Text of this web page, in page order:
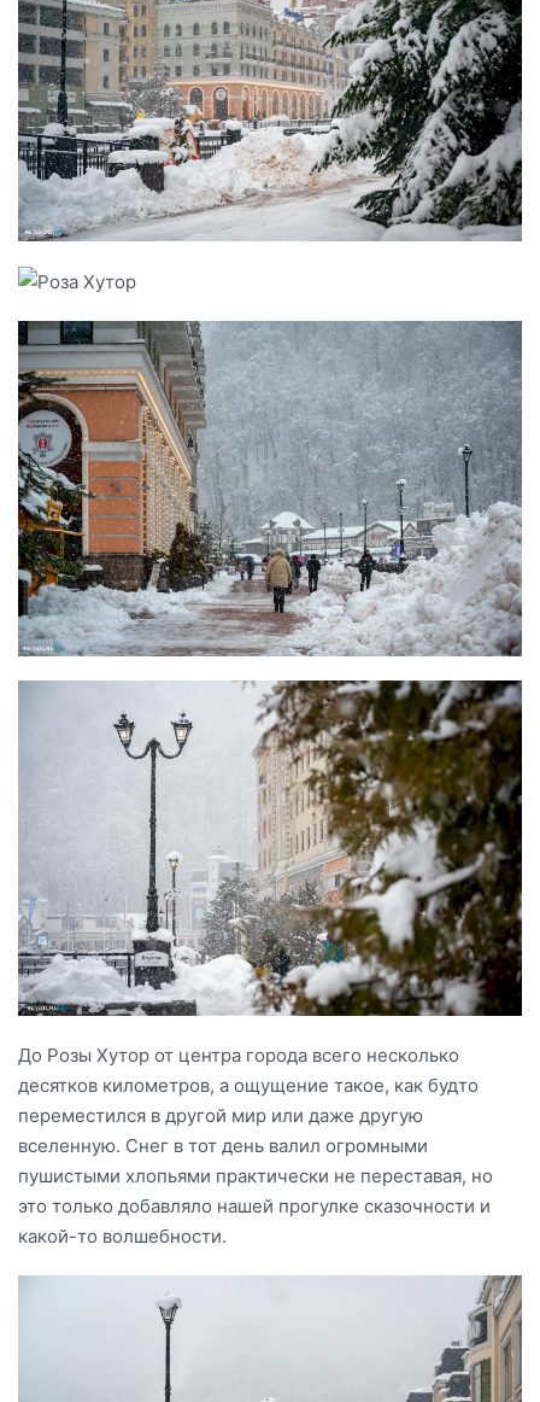
До Розы Хутор от центра города всего несколько
десятков километров, а ощущение такое, как будто
переместился в другой мир или даже другую
вселенную. Снег в тот день валил огромными
пушистыми хлопьями практически не переставая, но
это только добавляло нашей прогулке сказочности и
какой-то волшебности.